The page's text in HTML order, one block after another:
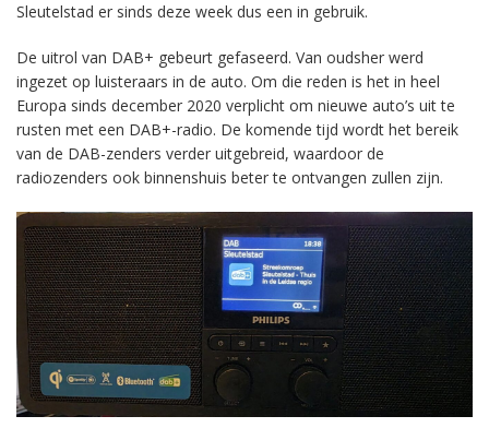
Sleutelstad er sinds deze week dus een in gebruik.
De uitrol van DAB+ gebeurt gefaseerd. Van oudsher werd
ingezet op luisteraars in de auto. Om die reden is het in heel
Europa sinds december 2020 verplicht om nieuwe auto’s uit te
rusten met een DAB+-radio. De komende tijd wordt het bereik
van de DAB-zenders verder uitgebreid, waardoor de
radiozenders ook binnenshuis beter te ontvangen zullen zijn.